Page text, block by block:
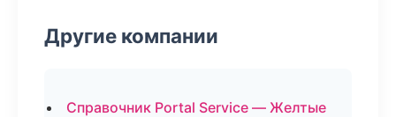
Другие компании
Справочник Portal Service — Желтые